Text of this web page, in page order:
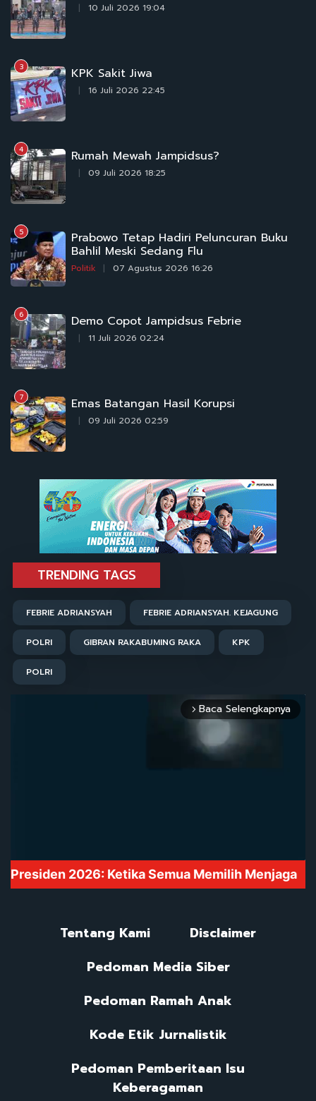
10 Juli 2026 19:04
3 KPK Sakit Jiwa
16 Juli 2026 22:45
4 Rumah Mewah Jampidsus?
09 Juli 2026 18:25
5 Prabowo Tetap Hadiri Peluncuran Buku
Bahlil Meski Sedang Flu
Politik 07 Agustus 2026 16:26
6 Demo Copot Jampidsus Febrie
11 Juli 2026 02:24
7 Emas Batangan Hasil Korupsi
09 Juli 2026 02:59
TRENDING TAGS
FEBRIE ADRIANSYAH FEBRIE ADRIANSYAH. KEJAGUNG
POLRI GIBRAN RAKABUMING RAKA KPK
POLRI
arrow_forward_ios Baca Selengkapnya
Tentang Kami
Disclaimer
Pedoman Media Siber
Pedoman Ramah Anak
Kode Etik Jurnalistik
Pedoman Pemberitaan Isu
Keberagaman